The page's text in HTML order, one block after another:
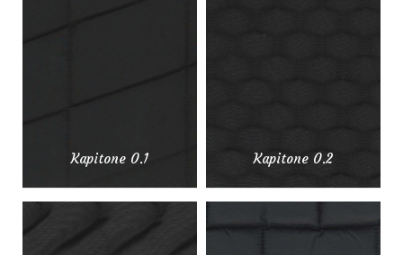
Kapitone 0.1 Kapitone 0.2